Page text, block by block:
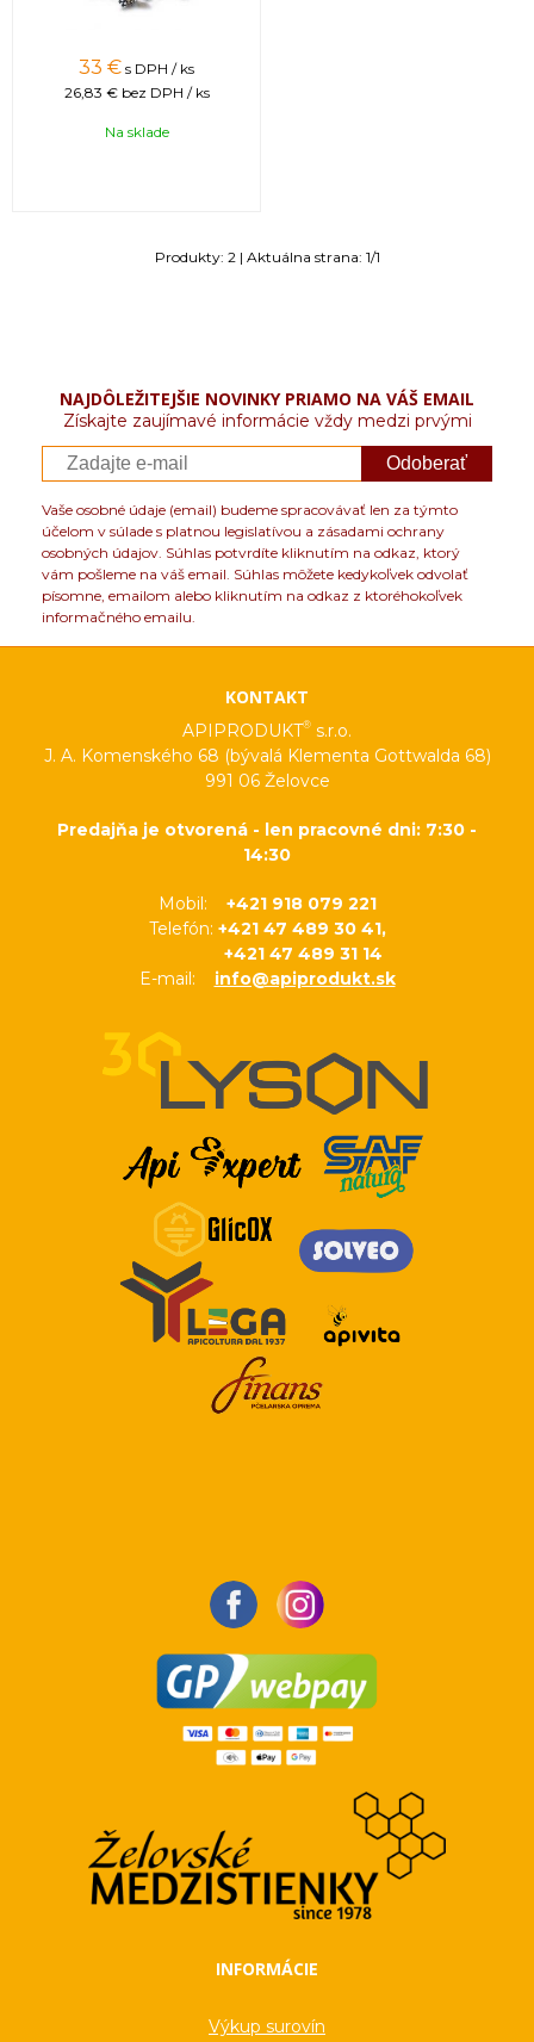
33 € s DPH / ks
26,83 € bez DPH / ks
Na sklade
Produkty: 2| Aktuálna strana: 1/1
NAJDÔLEŽITEJŠIE NOVINKY PRIAMO NA VÁŠ EMAIL
Získajte zaujímavé informácie vždy medzi prvými
Odoberať
Vaše osobné údaje (email) budeme spracovávať len za týmto
účelom v súlade s platnou legislatívou a zásadami ochrany
osobných údajov. Súhlas potvrdíte kliknutím na odkaz, ktorý
vám pošleme na váš email. Súhlas môžete kedykoľvek odvolať
písomne, emailom alebo kliknutím na odkaz z ktoréhokoľvek
informačného emailu.
KONTAKT
APIPRODUKT® s.r.o.
J. A. Komenského 68 (bývalá Klementa Gottwalda 68)
991 06 Želovce
Predajňa je otvorená - len pracovné dni: 7:30 -
14:30
Mobil: +421 918 079 221
Telefón: +421 47 489 30 41,
+421 47 489 31 14
E-mail: info@apiprodukt.sk
INFORMÁCIE
Výkup surovín